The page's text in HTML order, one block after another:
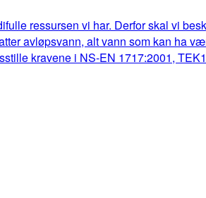
ressursen vi har. Derfor skal vi
avløpsvann, alt vann som kan ha
kravene i NS-EN 1717:2001,